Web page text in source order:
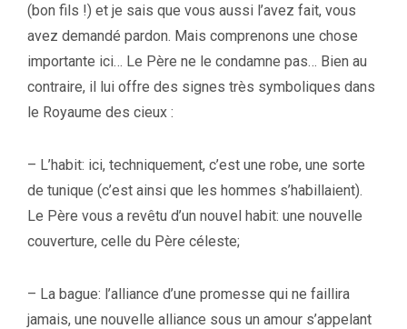
(bon fils !) et je sais que vous aussi l’avez fait, vous
avez demandé pardon. Mais comprenons une chose
importante ici… Le Père ne le condamne pas… Bien au
contraire, il lui offre des signes très symboliques dans
le Royaume des cieux :
– L’habit: ici, techniquement, c’est une robe, une sorte
de tunique (c’est ainsi que les hommes s’habillaient).
Le Père vous a revêtu d’un nouvel habit: une nouvelle
couverture, celle du Père céleste;
– La bague: l’alliance d’une promesse qui ne faillira
jamais, une nouvelle alliance sous un amour s’appelant